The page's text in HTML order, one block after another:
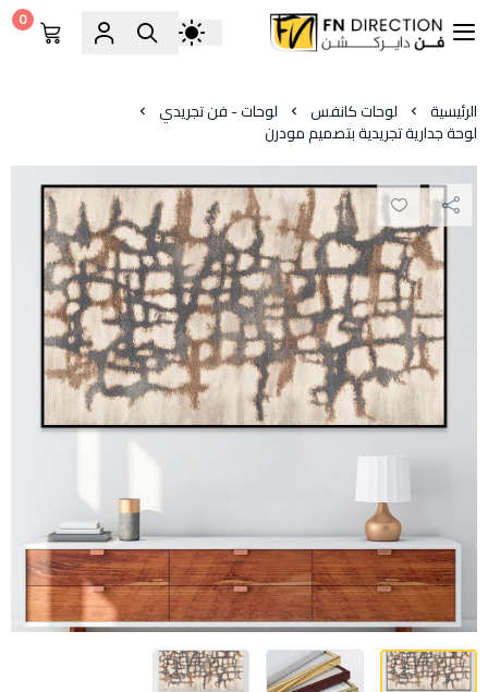
فن دايركشن
0
الرئيسية لوحات كانفس لوحات - فن تجريدي
لوحة جدارية تجريدية بتصميم مودرن